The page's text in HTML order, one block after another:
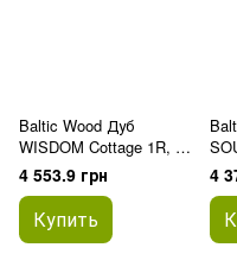
Baltic Wood Дуб
WISDOM Cottage 1R, 1-
пол., белое и серое
масло, браш
4 553.9 грн
Купить
4